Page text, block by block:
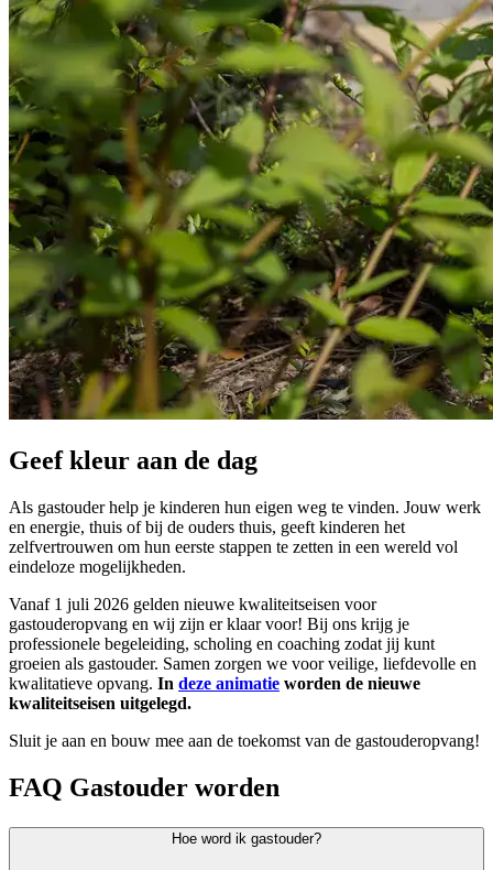
Geef kleur aan de dag
Als gastouder help je kinderen hun eigen weg te vinden. Jouw werk
en energie, thuis of bij de ouders thuis, geeft kinderen het
zelfvertrouwen om hun eerste stappen te zetten in een wereld vol
eindeloze mogelijkheden.
Vanaf 1 juli 2026 gelden nieuwe kwaliteitseisen voor
gastouderopvang en wij zijn er klaar voor! Bij ons krijg je
professionele begeleiding, scholing en coaching zodat jij kunt
groeien als gastouder. Samen zorgen we voor veilige, liefdevolle en
kwalitatieve opvang. In deze animatie worden de nieuwe
kwaliteitseisen uitgelegd.
Sluit je aan en bouw mee aan de toekomst van de gastouderopvang!
FAQ Gastouder worden
Hoe word ik gastouder?